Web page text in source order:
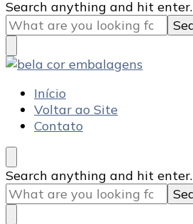
Looking
for
Something?
Search anything and hit enter.
Bela Cor Embalagens
Blog
Início
Voltar ao Site
Contato
Looking
for
Something?
Search anything and hit enter.